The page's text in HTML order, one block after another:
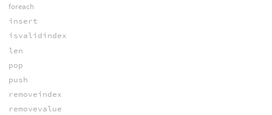
foreach
insert
isvalidindex
len
pop
push
removeindex
removevalue